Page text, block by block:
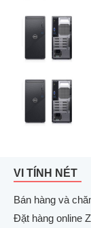
VI TÍNH NÉT
Bán hàng và
Đặt hàng online